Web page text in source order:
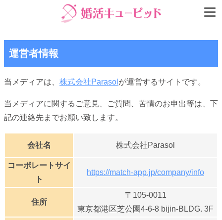
運営者情報
当メディアは、 株式会社Parasol が運営するサイトです。
当メディアに関するご意見、ご質問、苦情のお申出等は、下
記の連絡先までお願い致します。
会社名 株式会社Parasol
コーポレートサイ
ト
https://match-app.jp/company/info
住所
〒105-0011
東京都港区芝公園4-6-8 bijin-BLDG. 3F